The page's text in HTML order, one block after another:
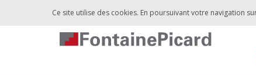
Ce site utilise des cookies. En poursuivant votre navigation